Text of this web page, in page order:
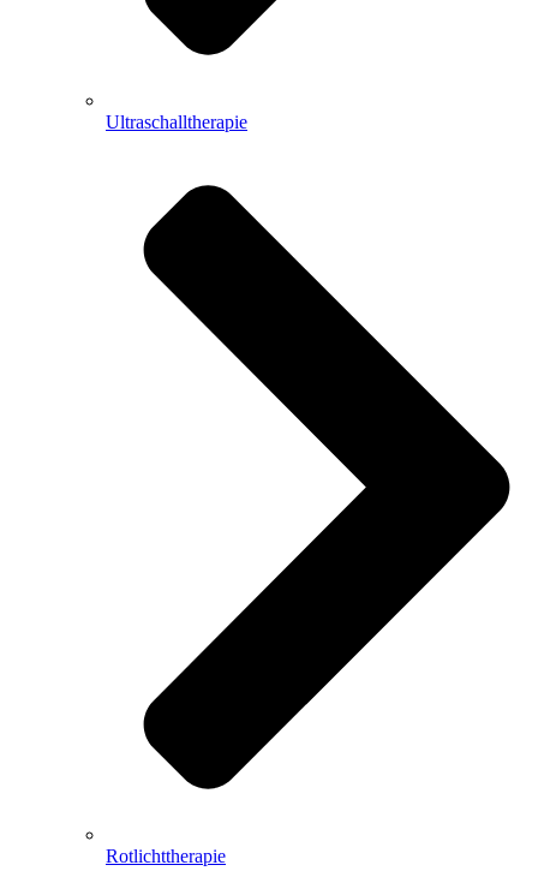
Ultraschalltherapie
Rotlichttherapie